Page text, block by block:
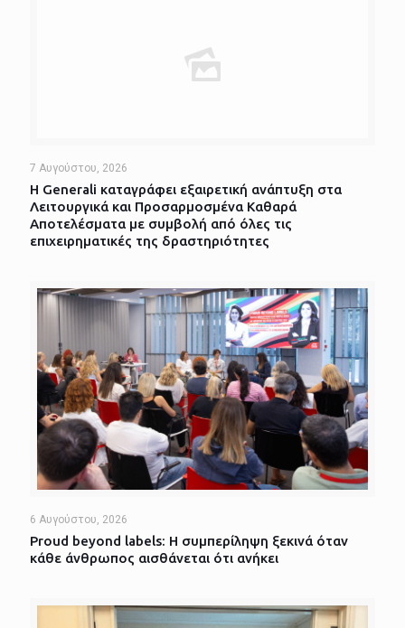
7 Αυγούστου, 2026
Η Generali καταγράφει εξαιρετική ανάπτυξη στα
Λειτουργικά και Προσαρμοσμένα Καθαρά
Αποτελέσματα με συμβολή από όλες τις
επιχειρηματικές της δραστηριότητες
6 Αυγούστου, 2026
Proud beyond labels: Η συμπερίληψη ξεκινά όταν
κάθε άνθρωπος αισθάνεται ότι ανήκει